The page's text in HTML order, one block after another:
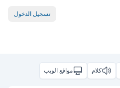
تسجيل الدخول
كلام مواقع الويب